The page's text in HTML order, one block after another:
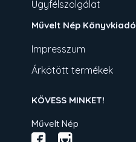
Ügyfélszolgálat
Művelt Nép Könyvkiadó
Impresszum
Árkötött termékek
KÖVESS MINKET!
Művelt Nép